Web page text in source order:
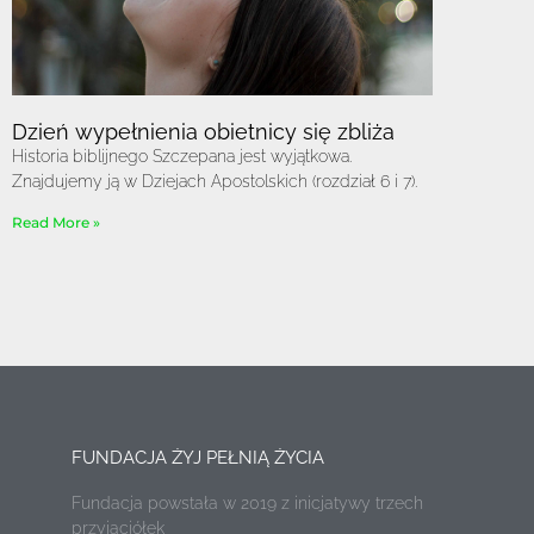
Dzień wypełnienia obietnicy się zbliża
Historia biblijnego Szczepana jest wyjątkowa.
Znajdujemy ją w Dziejach Apostolskich (rozdział 6 i 7).
Read More »
FUNDACJA ŻYJ PEŁNIĄ ŻYCIA
Fundacja powstała w 2019 z inicjatywy trzech
przyjaciółek